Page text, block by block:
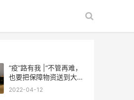
“疫”路有我 |“不管再难，
也要把保障物资送到大家
手上”
2022-04-12